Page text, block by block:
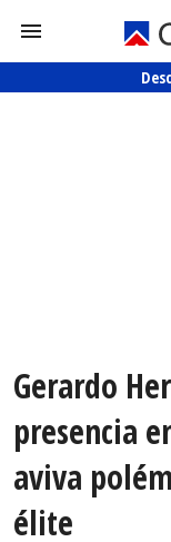
Gerardo
presencia
aviva
élite